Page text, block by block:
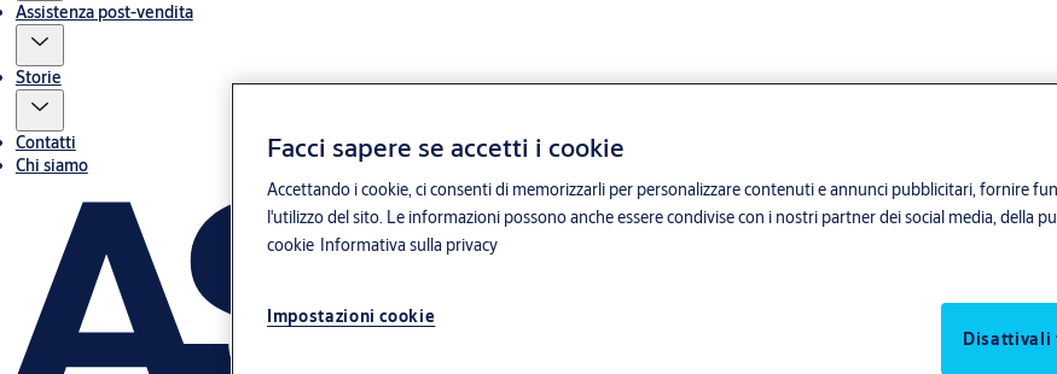
Assistenza post-vendita
Storie
Contatti
Chi siamo
Facci sapere se accetti i cookie
Accettando i cookie, ci consenti di memorizzarli per personalizzare contenuti e annunci pubblicitari, fornire
l'utilizzo del sito. Le informazioni possono anche essere condivise con i nostri partner dei social media, della
cookie Informativa sulla privacy
Impostazioni cookie
Disattivali